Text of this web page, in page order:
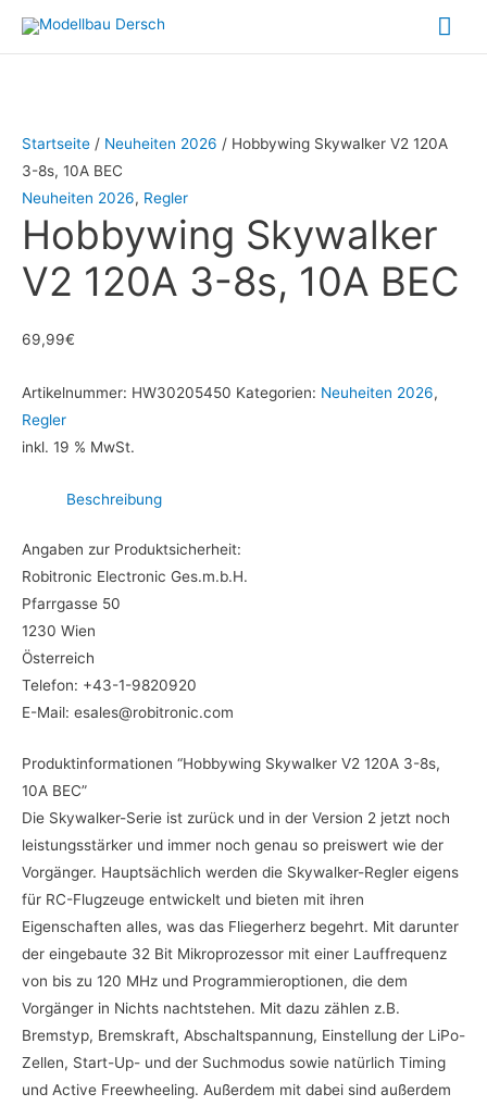
Inhalt
Startseite / Neuheiten 2026 / Hobbywing Skywalker V2 120A
3-8s, 10A BEC
Neuheiten 2026, Regler
Hobbywing Skywalker
V2 120A 3-8s, 10A BEC
69,99€
Artikelnummer: HW30205450 Kategorien: Neuheiten 2026,
Regler
inkl. 19 % MwSt.
Beschreibung
Angaben zur Produktsicherheit:
Robitronic Electronic Ges.m.b.H.
Pfarrgasse 50
1230 Wien
Österreich
Telefon: +43-1-9820920
E-Mail: esales@robitronic.com
Produktinformationen “Hobbywing Skywalker V2 120A 3-8s,
10A BEC”
Die Skywalker-Serie ist zurück und in der Version 2 jetzt noch
leistungsstärker und immer noch genau so preiswert wie der
Vorgänger. Hauptsächlich werden die Skywalker-Regler eigens
für RC-Flugzeuge entwickelt und bieten mit ihren
Eigenschaften alles, was das Fliegerherz begehrt. Mit darunter
der eingebaute 32 Bit Mikroprozessor mit einer Lauffrequenz
von bis zu 120 MHz und Programmieroptionen, die dem
Vorgänger in Nichts nachtstehen. Mit dazu zählen z.B.
Bremstyp, Bremskraft, Abschaltspannung, Einstellung der LiPo-
Zellen, Start-Up- und der Suchmodus sowie natürlich Timing
und Active Freewheeling. Außerdem mit dabei sind außerdem